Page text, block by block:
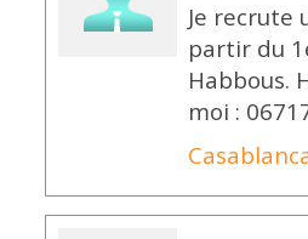
Je recrute
partir du
Habbous.
moi :